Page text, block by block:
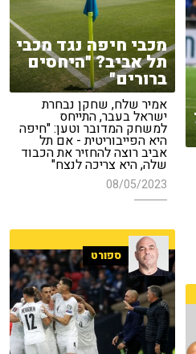
מכבי חיפה נגד מכבי
תל אביב? "היחסים
ברורים"
אמיר שלח, שחקן נבחרת
ישראל בעבר, התייחס
למשחק המדובר וטען: "חיפה
היא הפייבוריטית - אם תל
אביב רוצה להחזיר את הכבוד
שלה, היא צריכה לנצח"
08/05/2023
ספורט